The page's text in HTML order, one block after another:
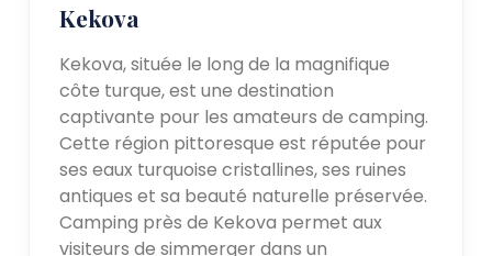
Kekova
Kekova, située le long de la magnifique
côte turque, est une destination
captivante pour les amateurs de camping.
Cette région pittoresque est réputée pour
ses eaux turquoise cristallines, ses ruines
antiques et sa beauté naturelle préservée.
Camping près de Kekova permet aux
visiteurs de simmerger dans un